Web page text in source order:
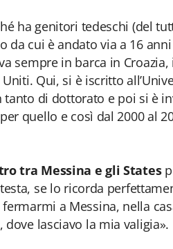
ha genitori tedeschi (del
da cui è andato via a 16
sempre in barca in Croazia,
Qui, si è iscritto
tanto di dottorato e poi si è
quello e così dal 2000 al
tra Messina e gli States
se lo ricorda
a Messina, nella
dove lasciavo la mia valigia».